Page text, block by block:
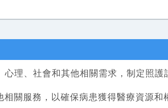
理、社會和其他相關需求，制定照護
關服務，以確保病患獲得醫療資源和